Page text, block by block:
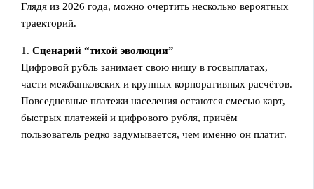
Глядя из 2026 года, можно очертить несколько вероятных
траекторий.
1.Сценарий “тихой эволюции”
Цифровой рубль занимает свою нишу в госвыплатах,
части межбанковских и крупных корпоративных расчётов.
Повседневные платежи населения остаются смесью карт,
быстрых платежей и цифрового рубля, причём
пользователь редко задумывается, чем именно он платит.